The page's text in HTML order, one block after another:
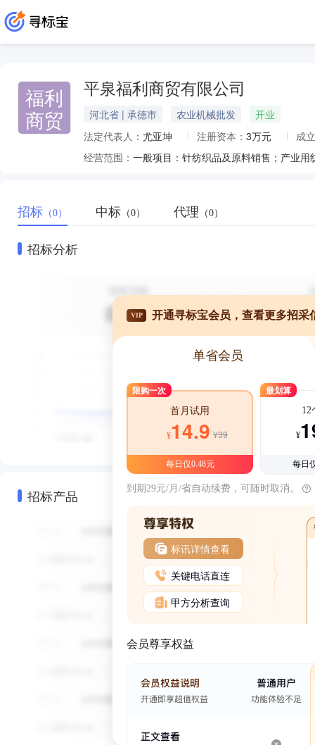
福利
商贸
平泉福利商贸有限公司
河北省 | 承德市 农业机械批发
开业
法定代表人： 尤亚坤 注册资本： 3万元
成
经营范围：
招标 （0） 中标 （0） 代理 （0）
招标分析
招标产品
VIP 开通寻标宝会员，查看更多招采
单省会员
限购一次
首月试用
¥14.9 ¥39
每日仅0.48元
最划算
12
¥
每日
到期29元/月/省自动续费，可随时取消。
标讯详情查看
关键电话直连
甲方分析查询
会员尊享权益